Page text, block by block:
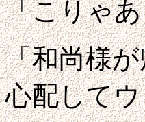
「こりゃ
「和尚様
心配して